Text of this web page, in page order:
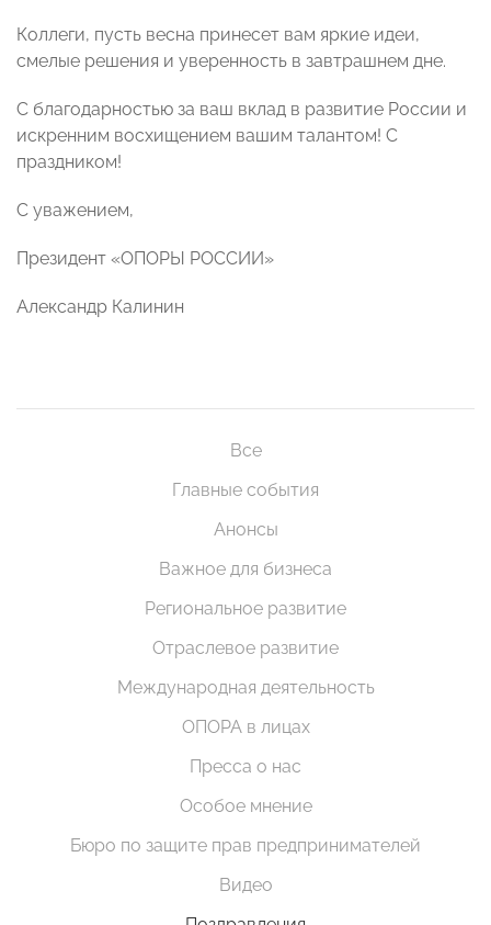
Коллеги, пусть весна принесет вам яркие идеи,
смелые решения и уверенность в завтрашнем дне.
С благодарностью за ваш вклад в развитие России и
искренним восхищением вашим талантом! С
праздником!
С уважением,
Президент «ОПОРЫ РОССИИ»
Александр Калинин
Все
Главные события
Анонсы
Важное для бизнеса
Региональное развитие
Отраслевое развитие
Международная деятельность
ОПОРА в лицах
Пресса о нас
Особое мнение
Бюро по защите прав предпринимателей
Видео